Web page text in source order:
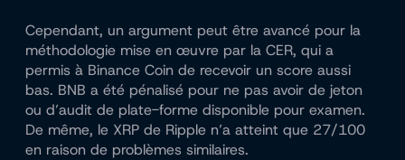
Cependant, un argument peut être avancé pour la
méthodologie mise en œuvre par la CER, qui a
permis à Binance Coin de recevoir un score aussi
bas. BNB a été pénalisé pour ne pas avoir de jeton
ou d’audit de plate-forme disponible pour examen.
De même, le XRP de Ripple n’a atteint que 27/100
en raison de problèmes similaires.